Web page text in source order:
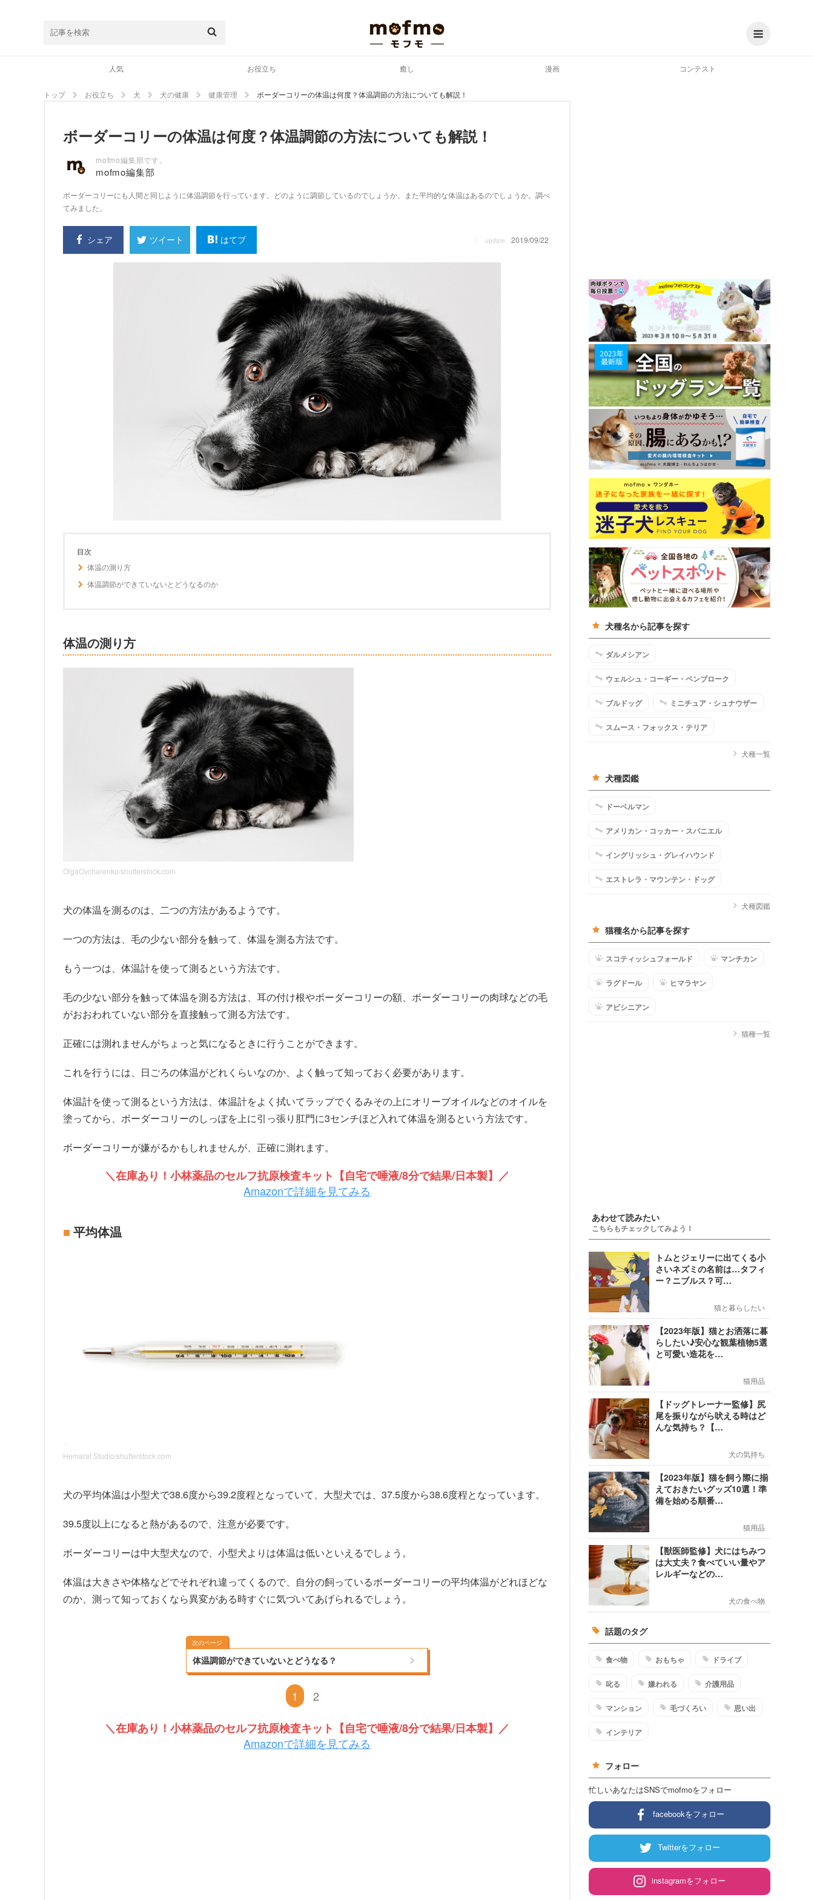
人気 お役立ち 癒し 漫画 コンテスト
トップ お役立ち 犬 犬の健康 健康管理 ボーダーコリーの体温は何度？体温調節の方法についても解説！
ボーダーコリーの体温は何度？体温調節の方法についても解説！
mofmo編集部です。
mofmo編集部
ボーダーコリーにも人間と同じように体温調節を行っています。どのように調節しているのでしょうか。また平均的な体温はあるのでしょうか。調べ
てみました。
シェア ツイート はてブ update 2019/09/22
目次
体温の測り方
体温調節ができていないとどうなるのか
体温の測り方
OlgaOvcharenko/shutterstock.com
犬の体温を測るのは、二つの方法があるようです。
一つの方法は、毛の少ない部分を触って、体温を測る方法です。
もう一つは、体温計を使って測るという方法です。
毛の少ない部分を触って体温を測る方法は、耳の付け根やボーダーコリーの額、ボーダーコリーの肉球などの毛
がおおわれていない部分を直接触って測る方法です。
正確には測れませんがちょっと気になるときに行うことができます。
これを行うには、日ごろの体温がどれくらいなのか、よく触って知っておく必要があります。
体温計を使って測るという方法は、体温計をよく拭いてラップでくるみその上にオリーブオイルなどのオイルを
塗ってから、ボーダーコリーのしっぽを上に引っ張り肛門に3センチほど入れて体温を測るという方法です。
ボーダーコリーが嫌がるかもしれませんが、正確に測れます。
＼在庫あり！小林薬品のセルフ抗原検査キット【自宅で唾液/8分で結果/日本製】／
Amazonで詳細を見てみる
平均体温
Hemarat Studio/shutterstock.com
犬の平均体温は小型犬で38.6度から39.2度程となっていて、大型犬では、37.5度から38.6度程となっています。
39.5度以上になると熱があるので、注意が必要です。
ボーダーコリーは中大型犬なので、小型犬よりは体温は低いといえるでしょう。
体温は大きさや体格などでそれぞれ違ってくるので、自分の飼っているボーダーコリーの平均体温がどれほどな
のか、測って知っておくなら異変がある時すぐに気づいてあげられるでしょう。
次のページ
体温調節ができていないとどうなる？
1 2
＼在庫あり！小林薬品のセルフ抗原検査キット【自宅で唾液/8分で結果/日本製】／
Amazonで詳細を見てみる
犬種名から記事を探す
ダルメシアン
ウェルシュ・コーギー・ペンブローク
ブルドッグ ミニチュア・シュナウザー
スムース・フォックス・テリア
犬種一覧
犬種図鑑
ドーベルマン
アメリカン・コッカー・スパニエル
イングリッシュ・グレイハウンド
エストレラ・マウンテン・ドッグ
犬種図鑑
猫種名から記事を探す
スコティッシュフォールド マンチカン
ラグドール ヒマラヤン
アビシニアン
猫種一覧
あわせて読みたい
こちらもチェックしてみよう！
トムとジェリーに出てくる小
さいネズミの名前は…タフィ
ー？ニブルス？可…
猫と暮らしたい
【2023年版】猫とお洒落に暮
らしたい♪安心な観葉植物5選
と可愛い造花を…
猫用品
【ドッグトレーナー監修】尻
尾を振りながら吠える時はど
んな気持ち？【…
犬の気持ち
【2023年版】猫を飼う際に揃
えておきたいグッズ10選！準
備を始める順番…
猫用品
【獣医師監修】犬にはちみつ
は大丈夫？食べていい量やア
レルギーなどの…
犬の食べ物
話題のタグ
食べ物 おもちゃ ドライブ
叱る 嫌われる 介護用品
マンション 毛づくろい 思い出
インテリア
フォロー
忙しいあなたはSNSでmofmoをフォロー
facebookをフォロー
Twitterをフォロー
instagramをフォロー